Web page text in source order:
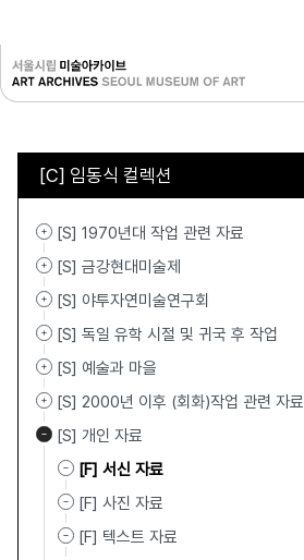
[C] 임동식 컬렉션
[S] 1970년대 작업 관련 자료
[S] 금강현대미술제
[S] 야투자연미술연구회
[S] 독일 유학 시절 및 귀국 후 작업
[S] 예술과 마을
[S] 2000년 이후 (회화)작업 관련 자료
[S] 개인 자료
[F] 서신 자료
[F] 사진 자료
[F] 텍스트 자료